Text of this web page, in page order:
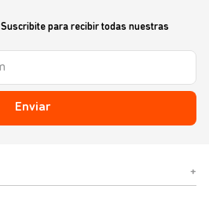
Suscribite para recibir todas nuestras
Enviar
+